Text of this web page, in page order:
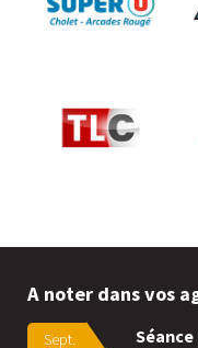
A noter dans vos
Sept.